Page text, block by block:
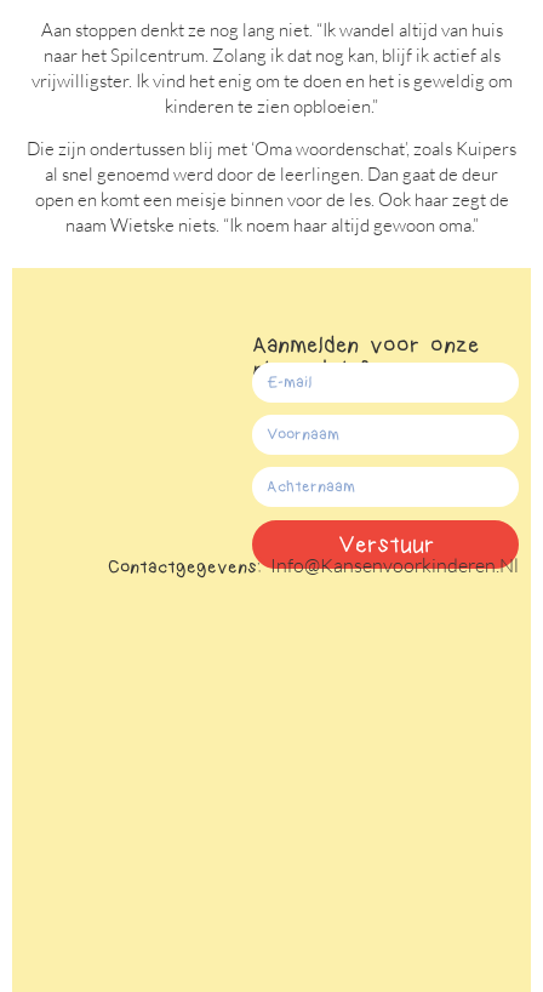
Aan stoppen denkt ze nog lang niet. “Ik wandel altijd van huis
naar het Spilcentrum. Zolang ik dat nog kan, blijf ik actief als
vrijwilligster. Ik vind het enig om te doen en het is geweldig om
kinderen te zien opbloeien.”
Die zijn ondertussen blij met ‘Oma woordenschat’, zoals Kuipers
al snel genoemd werd door de leerlingen. Dan gaat de deur
open en komt een meisje binnen voor de les. Ook haar zegt de
naam Wietske niets. “Ik noem haar altijd gewoon oma.”
Aanmelden voor onze
nieuwsbrief
Verstuur
Contactgegevens:Info@kansenvoorkinderen.nl